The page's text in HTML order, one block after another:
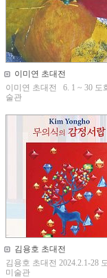
이미연 초대전
이미연 초대전 6. 1 ~ 30 도
술관
김용호 초대전
김용호 초대전 2024.2.1-28
미술관